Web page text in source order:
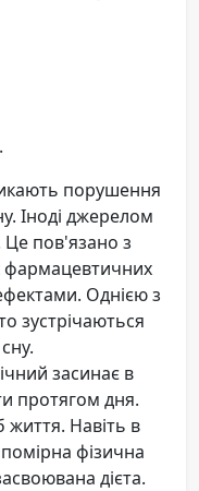
порушення
Іноді джерелом
Це пов'язано з
фармацевтичних
Однією з
зустрічаються
засинає в
протягом дня.
життя. Навіть в
фізична
дієта.